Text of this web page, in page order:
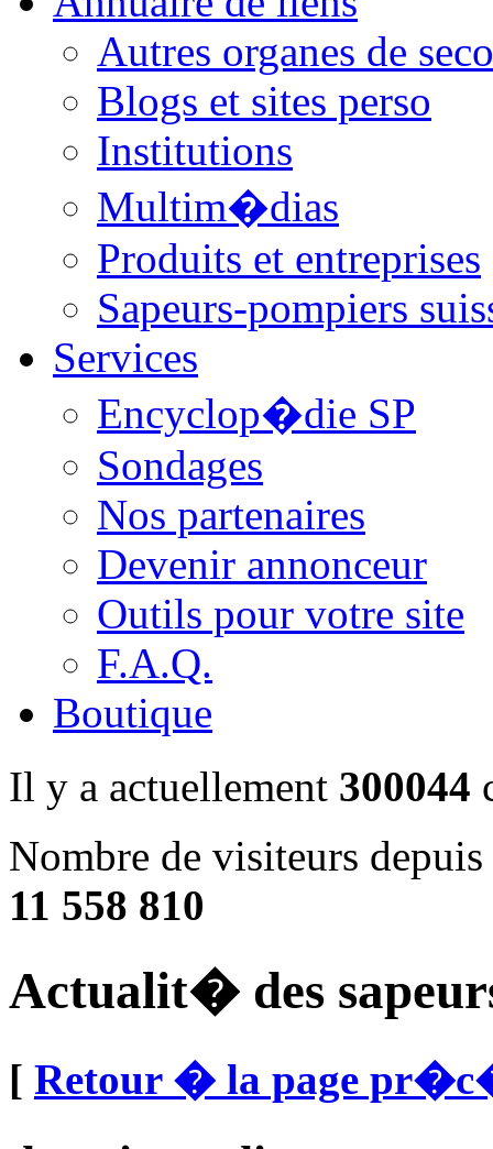
Autres organes de
Blogs et sites perso
Institutions
Multim�dias
Produits et entreprises
Sapeurs-pompiers
Services
Encyclop�die SP
Sondages
Nos partenaires
Devenir annonceur
Outils pour votre site
F.A.Q.
Boutique
Il y a actuellement 300044
Nombre de visiteurs
11 558 810
Actualit� des
[ Retour � la page